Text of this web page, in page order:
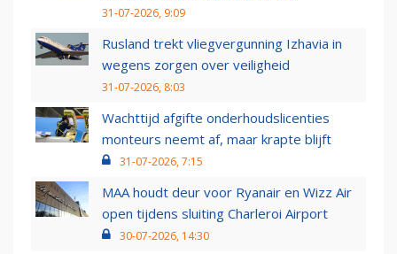
31-07-2026, 9:09
Rusland trekt vliegvergunning Izhavia in
wegens zorgen over veiligheid
31-07-2026, 8:03
Wachttijd afgifte onderhoudslicenties
monteurs neemt af, maar krapte blijft
31-07-2026, 7:15
MAA houdt deur voor Ryanair en Wizz Air
open tijdens sluiting Charleroi Airport
30-07-2026, 14:30